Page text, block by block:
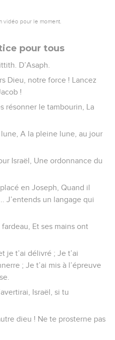
vidéo pour le moment.
pour tous
D’Asaph.
Dieu, notre force ! Lancez
!
résonner le tambourin, La
A la pleine lune, au jour
Israël, Une ordonnance du
en Joseph, Quand il
J’entends un langage qui
Et ses mains ont
je t’ai délivré ; Je t’ai
; Je t’ai mis à l’épreuve
Israël, si tu
dieu ! Ne te prosterne pas